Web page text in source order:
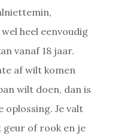
heel eenvoudig
vanaf 18 jaar.
af wilt komen
wilt doen, dan is
oplossing. Je valt
geur of rook en je